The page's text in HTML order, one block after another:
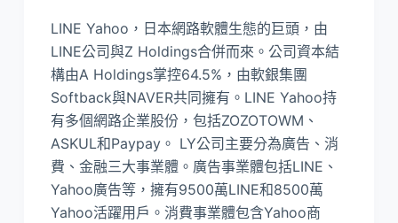
LINE Yahoo，日本網路軟體生態的巨頭，由
LINE公司與Z Holdings合併而來。公司資本結
構由A Holdings掌控64.5%，由軟銀集團
Softback與NAVER共同擁有。LINE Yahoo持
有多個網路企業股份，包括ZOZOTOWM、
ASKUL和Paypay。 LY公司主要分為廣告、消
費、金融三大事業體。廣告事業體包括LINE、
Yahoo廣告等，擁有9500萬LINE和8500萬
Yahoo活躍用戶。消費事業體包含Yahoo商